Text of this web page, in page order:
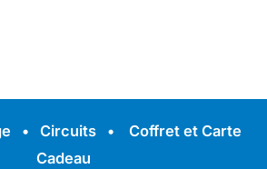
• Circuits • Coffret et Carte
Cadeau